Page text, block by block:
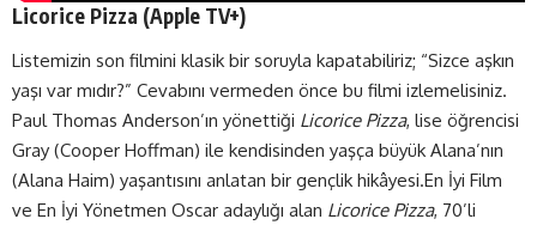
Licorice Pizza (Apple TV+)
Listemizin son filmini klasik bir soruyla kapatabiliriz; “Sizce aşkın
yaşı var mıdır?” Cevabını vermeden önce bu filmi izlemelisiniz.
Paul Thomas Anderson’ın yönettiği Licorice Pizza, lise öğrencisi
Gray (Cooper Hoffman) ile kendisinden yaşça büyük Alana’nın
(Alana Haim) yaşantısını anlatan bir gençlik hikâyesi.En İyi Film
ve En İyi Yönetmen Oscar adaylığı alan Licorice Pizza, 70’li